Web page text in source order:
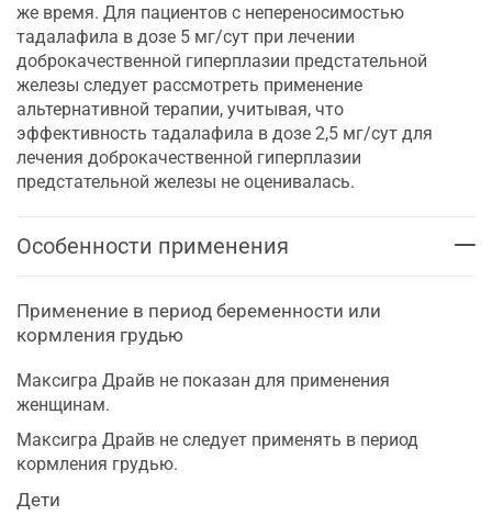
же время. Для пациентов с непереносимостью
тадалафила в дозе 5 мг/сут при лечении
доброкачественной гиперплазии предстательной
железы следует рассмотреть применение
альтернативной терапии, учитывая, что
эффективность тадалафила в дозе 2,5 мг/сут для
лечения доброкачественной гиперплазии
предстательной железы не оценивалась.
Особенности применения
Применение в период беременности или
кормления грудью
Максигра Драйв не показан для применения
женщинам.
Максигра Драйв не следует применять в период
кормления грудью.
Дети